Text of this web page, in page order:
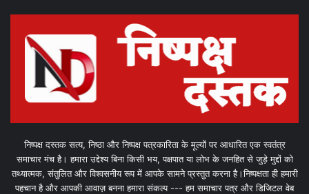
निष्पक्ष दस्तक सत्य, निष्ठा और निष्पक्ष पत्रकारिता के मूल्यों पर आधारित एक स्वतंत्र
समाचार मंच है। हमारा उद्देश्य बिना किसी भय, पक्षपात या लोभ के जनहित से जुड़े मुद्दों को
तथ्यात्मक, संतुलित और विश्वसनीय रूप में आपके सामने प्रस्तुत करना है।निष्पक्षता ही हमारी
पहचान है और आपकी आवाज़ बनना हमारा संकल्प --- हम समाचार पत्र और डिजिटल वेब